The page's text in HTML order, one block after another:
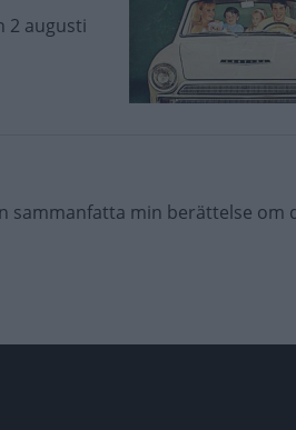
2 augusti
sammanfatta min berättelse om